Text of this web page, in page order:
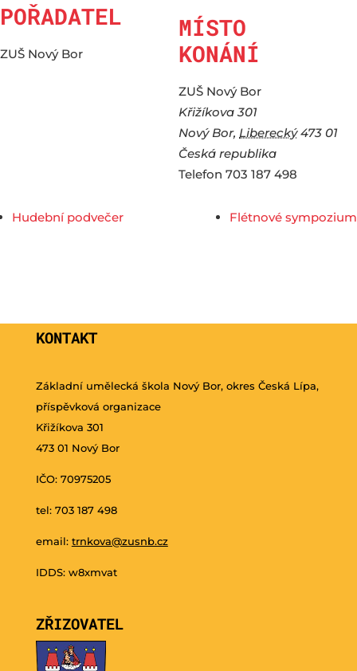
POŘADATEL
ZUŠ Nový Bor
MÍSTO
KONÁNÍ
ZUŠ Nový Bor
Křižíkova 301
Nový Bor, Liberecký 473 01
Česká republika
Telefon 703 187 498
Hudební podvečer Flétnové sympozium
KONTAKT
Základní umělecká škola Nový Bor, okres Česká Lípa,
příspěvková organizace
Křižíkova 301
473 01 Nový Bor
IČO: 70975205
tel: 703 187 498
email: trnkova@zusnb.cz
IDDS: w8xmvat
ZŘIZOVATEL